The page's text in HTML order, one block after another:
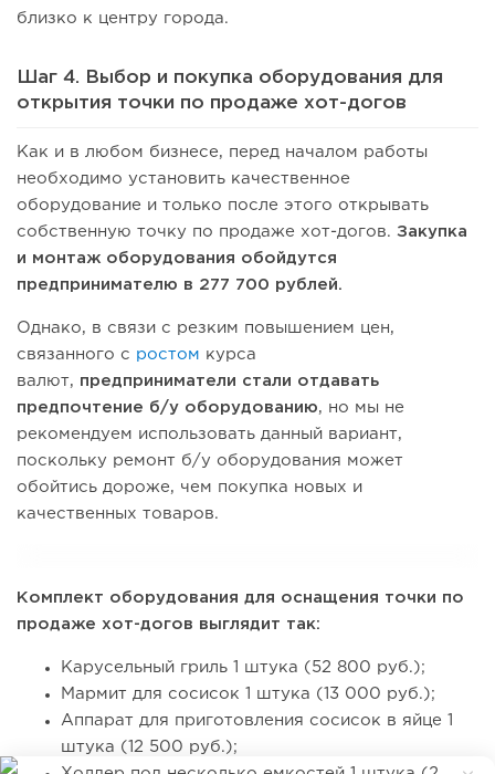
близко к центру города.
Шаг 4. Выбор и покупка оборудования для
открытия точки по продаже хот-догов
Как и в любом бизнесе, перед началом работы
необходимо установить качественное
оборудование и только после этого открывать
собственную точку по продаже хот-догов. Закупка
и монтаж оборудования обойдутся
предпринимателю в 277 700 рублей.
Однако, в связи с резким повышением цен,
связанного с ростом курса
валют, предприниматели стали отдавать
предпочтение б/у оборудованию, но мы не
рекомендуем использовать данный вариант,
поскольку ремонт б/у оборудования может
обойтись дороже, чем покупка новых и
качественных товаров.
Комплект оборудования для оснащения точки по
продаже хот-догов выглядит так:
Карусельный гриль 1 штука (52 800 руб.);
Мармит для сосисок 1 штука (13 000 руб.);
Аппарат для приготовления сосисок в яйце 1
штука (12 500 руб.);